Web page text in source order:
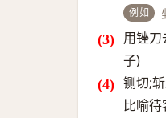
例如
用锉
子)
铡切;
比喻